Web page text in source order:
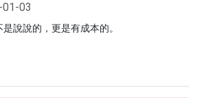
03
說說的，更是有成本的。